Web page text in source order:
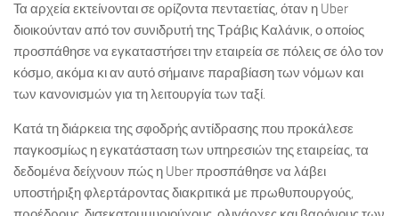
Τα αρχεία εκτείνονται σε ορίζοντα πενταετίας, όταν η Uber
διοικούνταν από τον συνιδρυτή της Τράβις Καλάνικ, ο οποίος
προσπάθησε να εγκαταστήσει την εταιρεία σε πόλεις σε όλο τον
κόσμο, ακόμα κι αν αυτό σήμαινε παραβίαση των νόμων και
των κανονισμών για τη λειτουργία των ταξί.
Κατά τη διάρκεια της σφοδρής αντίδρασης που προκάλεσε
παγκοσμίως η εγκατάσταση των υπηρεσιών της εταιρείας, τα
δεδομένα δείχνουν πώς η Uber προσπάθησε να λάβει
υποστήριξη φλερτάροντας διακριτικά με πρωθυπουργούς,